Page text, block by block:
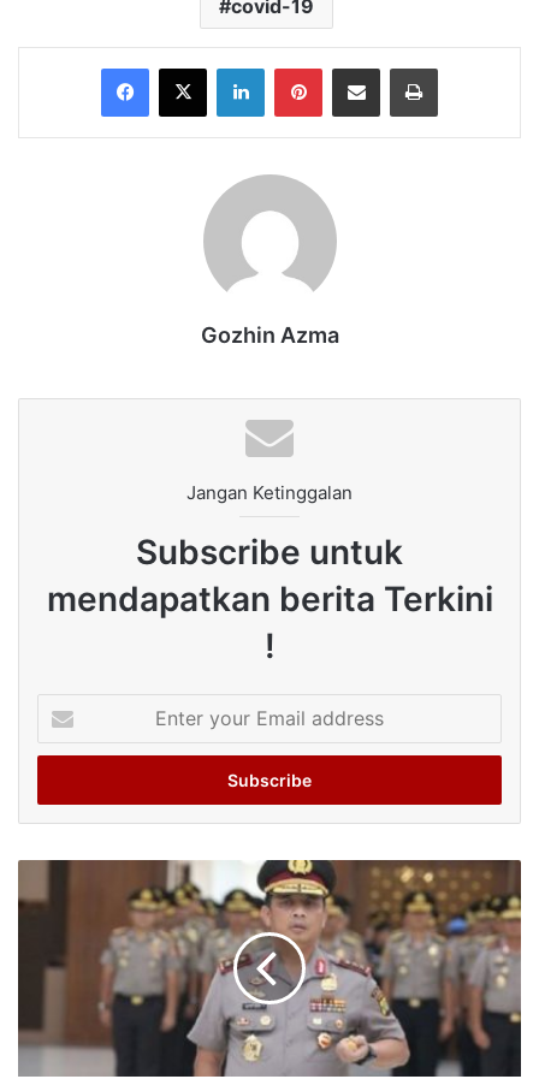
covid-19
Facebook
X LinkedInPinterestShare via Email Print
Gozhin Azma
Jangan Ketinggalan
Subscribe untuk
mendapatkan berita Terkini
!
your
Email